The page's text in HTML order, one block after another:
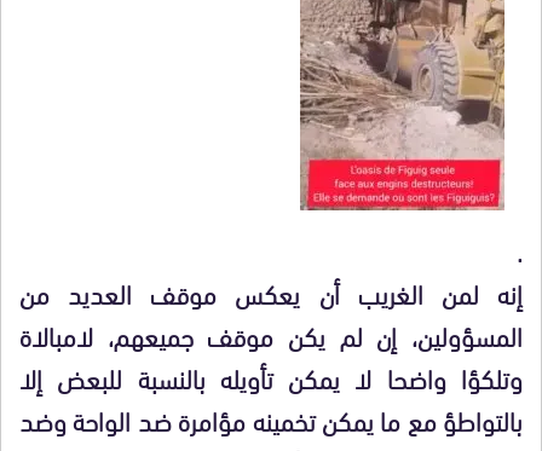
.
إنه لمن الغريب أن يعكس موقف العديد من
المسؤولين، إن لم يكن موقف جميعهم، لامبالاة
وتلكؤا واضحا لا يمكن تأويله بالنسبة للبعض إلا
بالتواطؤ مع ما يمكن تخمينه مؤامرة ضد الواحة وضد